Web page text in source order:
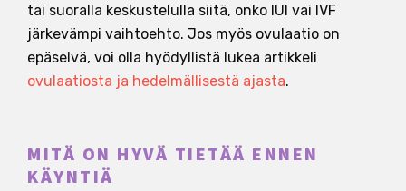
tai suoralla keskustelulla siitä, onko IUI vai IVF
järkevämpi vaihtoehto. Jos myös ovulaatio on
epäselvä, voi olla hyödyllistä lukea artikkeli
ovulaatiosta ja hedelmällisestä ajasta.
MITÄ ON HYVÄ TIETÄÄ ENNEN
KÄYNTIÄ